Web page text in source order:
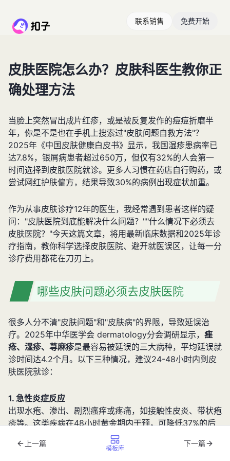
联系销售 免费开始
皮肤医院怎么办？皮肤科医生教你正
确处理方法
当脸上突然冒出成片红疹，或是被反复发作的痘痘折磨半
年，你是不是也在手机上搜索过"皮肤问题自救方法"？
2025年《中国皮肤健康白皮书》显示，我国湿疹患病率已
达7.8%，银屑病患者超过650万，但仅有32%的人会第一
时间选择到皮肤医院就诊。更多人习惯在药店自行购药，或
尝试网红护肤偏方，结果导致30%的病例出现症状加重。
作为从事皮肤诊疗12年的医生，我经常遇到患者这样的疑
问："皮肤医院到底能解决什么问题？""什么情况下必须去
皮肤医院？"今天这篇文章，将用最新临床数据和2025年诊
疗指南，教你科学选择皮肤医院、避开就医误区，让每一分
诊疗费用都花在刀刃上。
哪些皮肤问题必须去皮肤医院
很多人分不清"皮肤问题"和"皮肤病"的界限，导致延误治
疗。2025年中华医学会 dermatology分会调研显示， 痤
疮、湿疹、荨麻疹是最容易被延误的三大病种，平均延误就
诊时间达4.2个月。以下三种情况，建议24-48小时内到皮
肤医院就诊：
1. 急性炎症反应
出现水疱、渗出、剧烈瘙痒或疼痛，如接触性皮炎、带状疱
疹等。这类疾病在48小时黄金期内干预，可降低37%的后
遗症风险。去年接诊的张女士，因使用网红面膜导致面部化
学灼伤，自行涂抹芦荟胶3天后出现脓疱，最终在皮肤医院
上一篇
模板库
下一篇